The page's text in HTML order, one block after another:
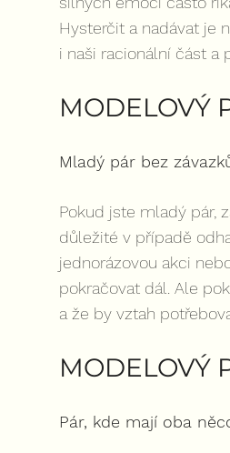
Hysterčit a nadávat je
i naši racionální část a
MODELOVÝ
Mladý pár bez
Pokud jste mladý pár,
důležité v případě
jednorázovou akci
pokračovat dál. Ale
a že by vztah
MODELOVÝ
Pár, kde mají oba